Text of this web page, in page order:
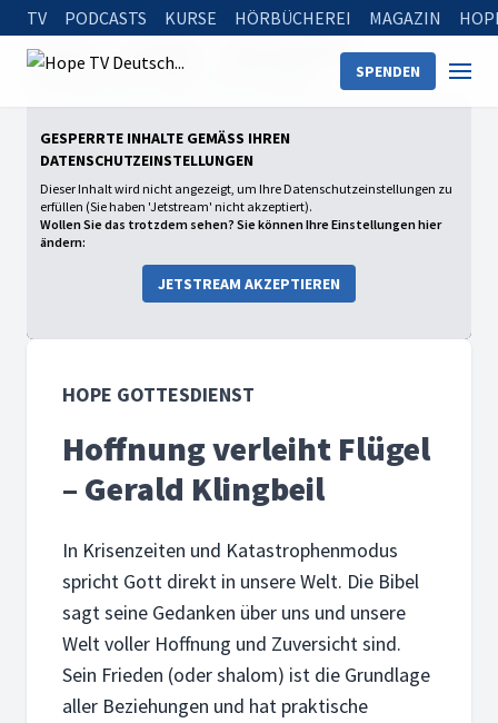
TV PODCASTS KURSE HÖRBÜCHEREI MAGAZIN
SPENDEN
Startseite
Hope Gottesdienst
Hoffnung verleiht Flügel – Gerald Klingbeil
GESPERRTE INHALTE GEMÄSS IHREN D
ATENSCHUTZEINSTELLUNGEN
Dieser Inhalt wird nicht angezeigt, um Ihre Datenschutzeinstellungen zu
erfüllen (Sie haben 'Jetstream' nicht akzeptiert).
Wollen Sie das trotzdem sehen? Sie können Ihre Einstellungen hier
ändern:
JETSTREAM AKZEPTIEREN
HOPE GOTTESDIENST
Hoffnung verleiht Flügel
– Gerald Klingbeil
In Krisenzeiten und Katastrophenmodus
spricht Gott direkt in unsere Welt. Die Bibel
sagt seine Gedanken über uns und unsere
Welt voller Hoffnung und Zuversicht sind.
Sein Frieden (oder shalom) ist die Grundlage
aller Beziehungen und hat praktische